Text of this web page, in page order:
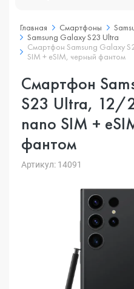
Главная Смартфоны
Samsung Galaxy S23 Ultra
Смартфон Samsung Galaxy
SIM + eSIM, черный фантом
Смартфон
S23 Ultra, 12/
nano SIM +
фантом
Артикул: 14091